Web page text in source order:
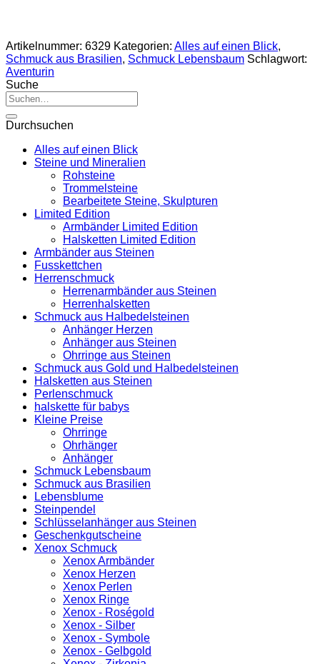
Artikelnummer: 6329 Kategorien: Alles auf einen Blick,
Schmuck aus Brasilien, Schmuck Lebensbaum Schlagwort:
Aventurin
Suche
Suche
nach:
Durchsuchen
Alles auf einen Blick
Steine und Mineralien
Rohsteine
Trommelsteine
Bearbeitete Steine, Skulpturen
Limited Edition
Armbänder Limited Edition
Halsketten Limited Edition
Armbänder aus Steinen
Fusskettchen
Herrenschmuck
Herrenarmbänder aus Steinen
Herrenhalsketten
Schmuck aus Halbedelsteinen
Anhänger Herzen
Anhänger aus Steinen
Ohrringe aus Steinen
Schmuck aus Gold und Halbedelsteinen
Halsketten aus Steinen
Perlenschmuck
halskette für babys
Kleine Preise
Ohrringe
Ohrhänger
Anhänger
Schmuck Lebensbaum
Schmuck aus Brasilien
Lebensblume
Steinpendel
Schlüsselanhänger aus Steinen
Geschenkgutscheine
Xenox Schmuck
Xenox Armbänder
Xenox Herzen
Xenox Perlen
Xenox Ringe
Xenox - Roségold
Xenox - Silber
Xenox - Symbole
Xenox - Gelbgold